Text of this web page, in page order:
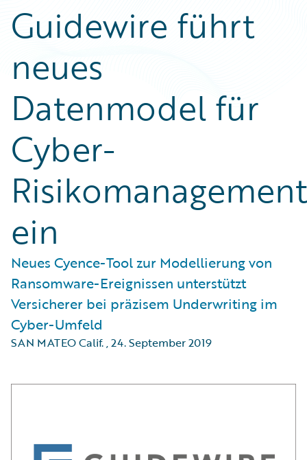
Guidewire führt
neues
Datenmodel für
Cyber-
Risikomanagement
ein
Neues Cyence-Tool zur Modellierung von
Ransomware-Ereignissen unterstützt
Versicherer bei präzisem Underwriting im
Cyber-Umfeld
SAN MATEO Calif.,24. September 2019